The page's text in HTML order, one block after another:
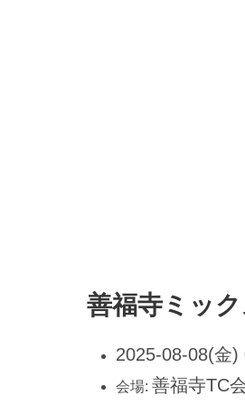
善福寺ミッ
2025-08-08(金
会場: 善福寺TC